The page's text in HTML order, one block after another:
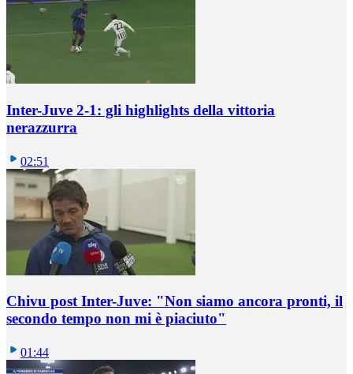
Inter-Juve 2-1: gli highlights della vittoria
nerazzurra
02:51
Chivu post Inter-Juve: "Non siamo ancora pronti, il
secondo tempo non mi è piaciuto"
01:44